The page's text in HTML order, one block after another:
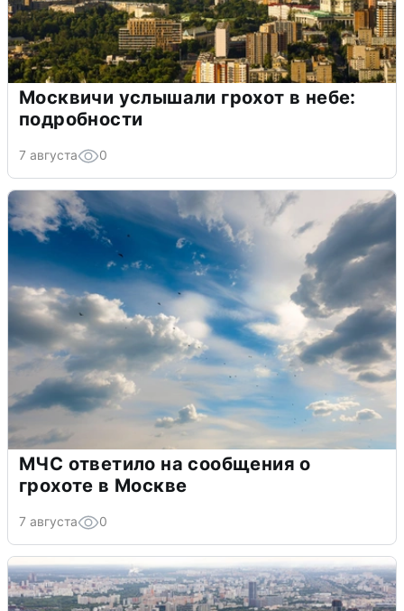
Москвичи услышали грохот в небе:
подробности
7 августа 0
МЧС ответило на сообщения о
грохоте в Москве
7 августа 0